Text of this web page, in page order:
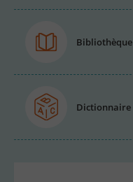
Bibliothèque
Dictionnaire